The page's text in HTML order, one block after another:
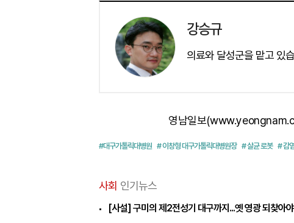
강승규
의료와 달성군을 맡고 있
영남일보
#대구가톨릭대병원 # 이창형 대구가톨릭대병원장 # 살균 로봇 # 감
사회 인기뉴스
[사설] 구미의 제2전성기 대구까지...옛 영광 되찾아야